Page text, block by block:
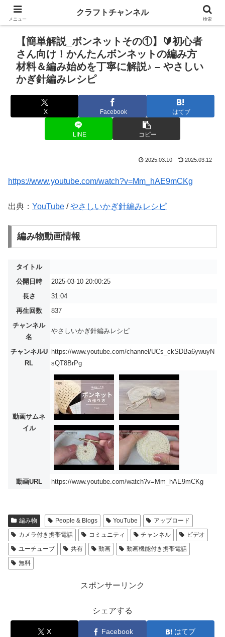
【簡単解説_ボンネットその①】🔰初心者
さん向け！かんたんボンネットの編み方
材料＆編み始めを丁寧に解説♪ – やさしい
かぎ針編みレシピ
X Facebook はてブ
LINE コピー
2025.03.10 2025.03.12
https://www.youtube.com/watch?v=Mm_hAE9mCKg
出典： YouTube /やさしいかぎ針編みレシピ
編み物動画情報
タイトル
公開日時
2025-03-10 20:00:25
長さ
31:04
再生回数
837
チャンネル
名
やさしいかぎ針編みレシピ
チャンネルU
RL
https://www.youtube.com/channel/UCs_ckSDBa6ywuyN
sQT8BrPg
動画サムネ
イル
動画URL https://www.youtube.com/watch?v=Mm_hAE9mCKg
編み物 People & Blogs YouTube
アップロード
カメラ付き携帯電話
コミュニティ チャンネル
ビデオ
ユーチューブ
共有 動画
動画機能付き携帯電話
無料
スポンサーリンク
シェアする
X Facebook はてブ
メニュー
クラフトチャンネル
検索